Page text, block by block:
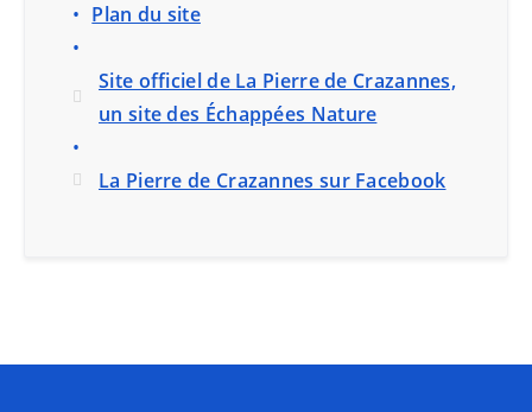
Plan du site
Site officiel de La Pierre de Crazannes,
un site des Échappées Nature
La Pierre de Crazannes sur Facebook